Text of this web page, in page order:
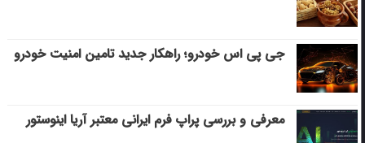
جی پی اس خودرو؛ راهکار جدید تامین امنیت خودرو
معرفی و بررسی پراپ فرم ایرانی معتبر آریا اینوستور